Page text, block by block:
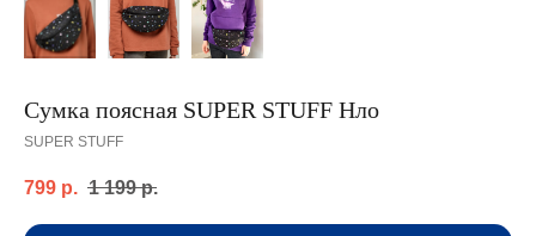
Сумка поясная SUPER STUFF Нло
SUPER STUFF
799 р. 1 199 р.